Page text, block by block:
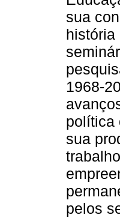
sua
história
1968-
política
sua
pelos